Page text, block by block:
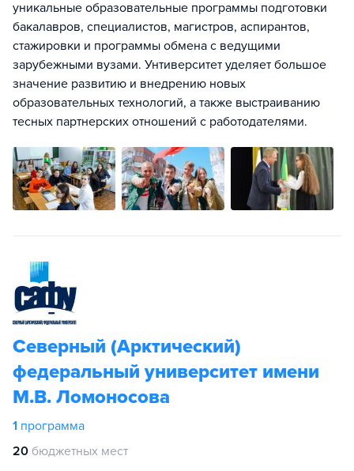
уникальные образовательные программы подготовки
бакалавров, специалистов, магистров, аспирантов,
стажировки и программы обмена с ведущими
зарубежными вузами. Унтиверситет уделяет большое
значение развитию и внедрению новых
образовательных технологий, а также выстраиванию
тесных партнерских отношений с работодателями.
Северный (Арктический)
федеральный университет имени
М.В. Ломоносова
1 программа
20 бюджетных мест